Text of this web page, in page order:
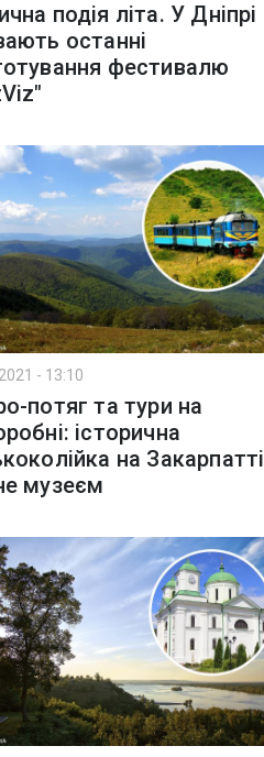
подія літа. У Дніпрі
останні
фестивалю
- 13:10
потяг та тури на
історична
на Закарпатті
музеєм